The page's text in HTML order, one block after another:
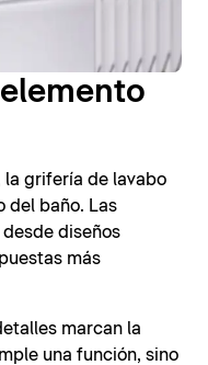
la grifería de lavabo
del baño. Las
diseños
más
marcan la
una función, sino